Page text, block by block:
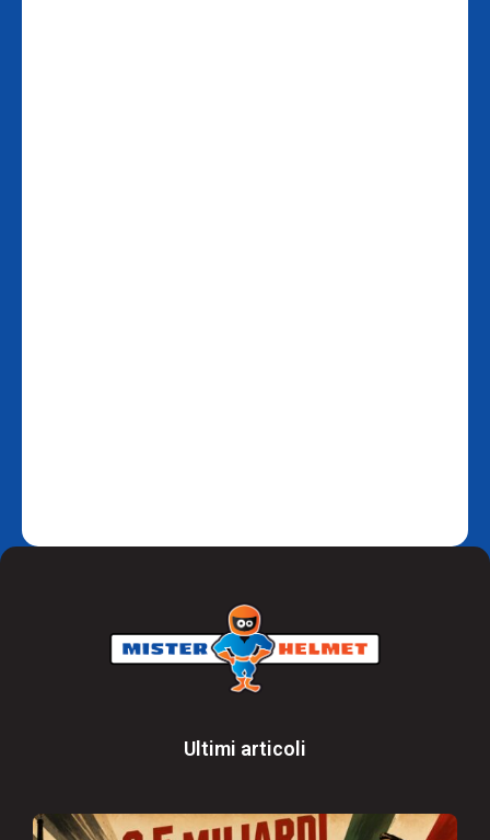
Ultimi articoli